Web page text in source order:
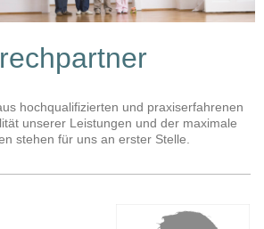
hochqualifizierten und praxiserfahrenen
unserer Leistungen und der maximale
stehen für uns an erster Stelle.